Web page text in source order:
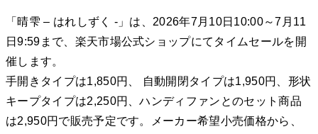
「晴雫 – はれしずく -」は、2026年7月10日10:00～7月11
日9:59まで、楽天市場公式ショップにてタイムセールを開
催します。
手開きタイプは1,850円、 自動開閉タイプは1,950円、形状
キープタイプは2,250円、ハンディファンとのセット商品
は2,950円で販売予定です。メーカー希望小売価格から、